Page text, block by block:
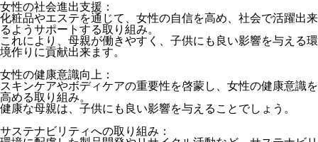
女性の社会進出支援：
化粧品やエステを通じて、女性の自信を高め、社会で活躍出来
るようサポートする取り組み。
これにより、母親が働きやすく、子供にも良い影響を与える環
境作りに貢献出来ます。
女性の健康意識向上：
スキンケアやボディケアの重要性を啓蒙し、女性の健康意識を
高める取り組み。
健康な母親は、子供にも良い影響を与えることでしょう。
サステナビリティへの取り組み：